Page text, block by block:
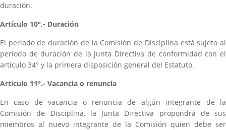
duración.
Artículo 10°.- Duración
El periodo de duración de la Comisión de Disciplina está sujeto al
periodo de duración de la Junta Directiva de conformidad con el
artículo 34° y la primera disposición general del Estatuto.
Artículo 11°.- Vacancia o renuncia
En caso de vacancia o renuncia de algún integrante de la
Comisión de Disciplina, la Junta Directiva propondrá de sus
miembros al nuevo integrante de la Comisión quien debe ser